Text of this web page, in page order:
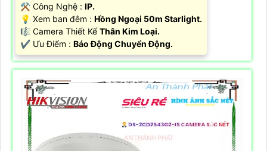
⚒ Công Nghệ : IP.
💡 Xem ban đêm : Hồng Ngoại 50m Starlight.
🎼️ Camera Thiết KếThân Kim Loại.
️✔️ Ưu Điểm : Báo Động Chuyển Động.